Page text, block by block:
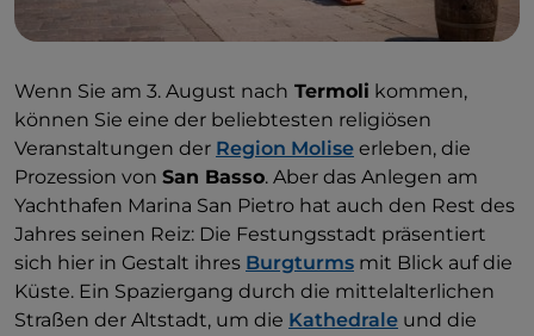
Wenn Sie am 3. August nach Termoli kommen,
können Sie eine der beliebtesten religiösen
Veranstaltungen der Region Molise erleben, die
Prozession von San Basso. Aber das Anlegen am
Yachthafen Marina San Pietro hat auch den Rest des
Jahres seinen Reiz: Die Festungsstadt präsentiert
sich hier in Gestalt ihres Burgturms mit Blick auf die
Küste. Ein Spaziergang durch die mittelalterlichen
Straßen der Altstadt, um die Kathedrale und die